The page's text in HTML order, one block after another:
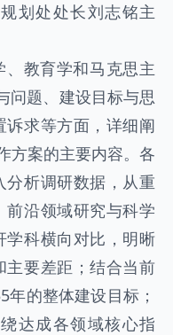
划处处长刘志铭主
教育学和马克思主
问题、建设目标与思
求等方面，详细阐
方案的主要内容。各
析调研数据，从重
前沿领域研究与科学
学科横向对比，明晰
主要差距；结合当前
的整体建设目标；
达成各领域核心指